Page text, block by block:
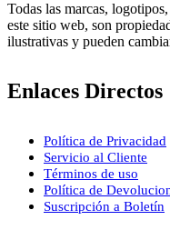
Todas las marcas,
este sitio web, son
ilustrativas y pueden
Enlaces Directos
Política de Privacidad
Servicio al Cliente
Términos de uso
Política de
Suscripción a Boletín